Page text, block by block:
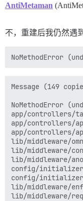
AntiMetaman
不，重建后我仍然遇
Message (149
NoMethodError
app/controllers/
app/controllers/
app/controllers/
lib/middleware/
lib/middleware/
lib/middleware/
config/
config/
lib/middleware/
lib/middleware/